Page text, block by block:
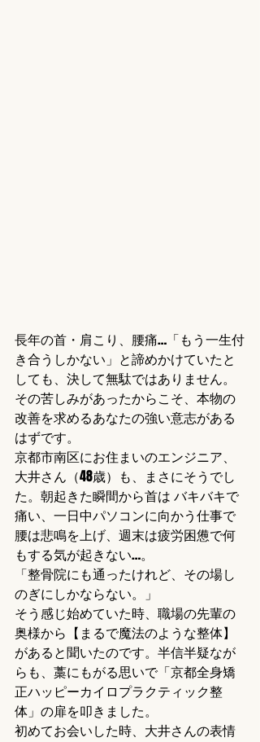
長年の首・肩こり、腰痛…「もう一生付
き合うしかない」と諦めかけていたと
しても、決して無駄ではありません。
その苦しみがあったからこそ、本物の
改善を求めるあなたの強い意志がある
はずです。
京都市南区にお住まいのエンジニア、
大井さん（48歳）も、まさにそうでし
た。朝起きた瞬間から首は バキバキで
痛い、一日中パソコンに向かう仕事で
腰は悲鳴を上げ、週末は疲労困憊で何
もする気が起きない…。
「整骨院にも通ったけれど、その場し
のぎにしかならない。」
そう感じ始めていた時、職場の先輩の
奥様から【まるで魔法のような整体】
があると聞いたのです。半信半疑なが
らも、藁にもがる思いで「京都全身矯
正ハッピーカイロプラクティック整
体」の扉を叩きました。
初めてお会いした時、大井さんの表情